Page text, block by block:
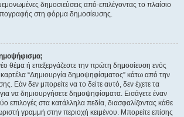
δημοσιεύσεις από-επιλέγοντας το πλαίσιο
στη φόρμα δημοσίευσης.
θέμα ή επεξεργάζεστε την πρώτη δημοσίευση ενός
“Δημιουργία δημοψηφίσματος” κάτω από την
Εάν δεν μπορείτε να το δείτε αυτό, δεν έχετε τα
να δημιουργήσετε δημοψηφίσματα. Εισάγετε έναν
επιλογές στα κατάλληλα πεδία, διασφαλίζοντας κάθε
γραμμή στην περιοχή κειμένου. Μπορείτε επίσης